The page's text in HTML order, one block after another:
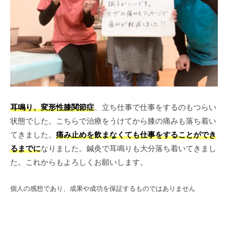
耳鳴り、変形性膝関節症 、立ち仕事で仕事をするのもつらい
状態でした。こちらで治療をうけてから膝の痛みも落ち着い
てきました。 痛み止めを飲まなくても仕事をすることができ
るまでになりました。鍼灸で耳鳴りも大分落ち着いてきまし
た。これからもよろしくお願いします。
個人の感想であり、成果や成功を保証するものではありません